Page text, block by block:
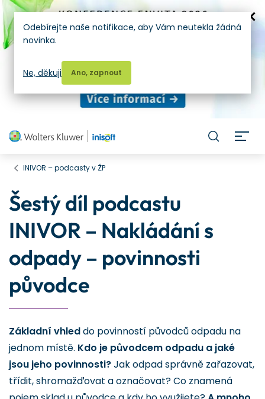
INIVOR – podcasty v ŽP
Šestý díl podcastu
INIVOR – Nakládání s
odpady – povinnosti
původce
Základní vhleddo povinností původců odpadu na
jednom místě. Kdo je původcem odpadu a jaké
jsou jeho povinnosti?Jak odpad správně zařazovat,
třídit, shromažďovat a označovat? Co znamená
Odebírejte naše notifikace, aby Vám neutekla žádná
novinka.
Ano, zapnout
Ne, děkuji